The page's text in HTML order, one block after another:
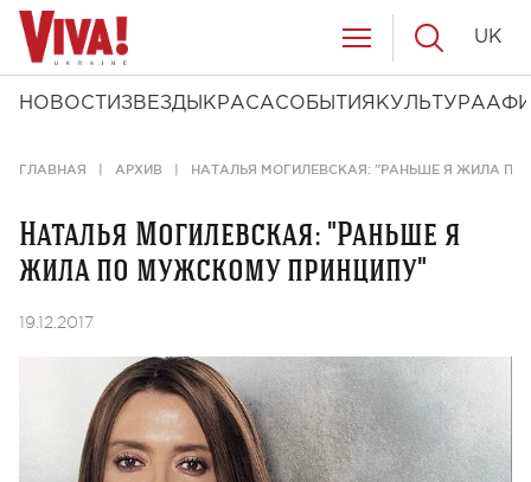
НОВОСТИ ЗВЕЗДЫ КРАСАСОБЫТИЯ КУЛЬТУРА
UK
ГЛАВНАЯ АРХИВ НАТАЛЬЯ МОГИЛЕВСКАЯ: "РАНЬШЕ Я ЖИЛА
Наталья Могилевская: "Раньше я
жила по мужскому принципу"
19.12.2017